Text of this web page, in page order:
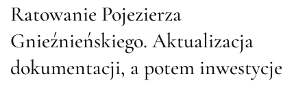
Ratowanie Pojezierza
Gnieźnieńskiego. Aktualizacja
dokumentacji, a potem inwestycje